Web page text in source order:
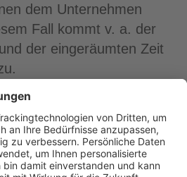
dem Unternehmen
Fall kommt v. a. der
der eingeräumten Zeit
Sachkundiger
vor dem Preis gehen. Es
in der
zu achten, dass